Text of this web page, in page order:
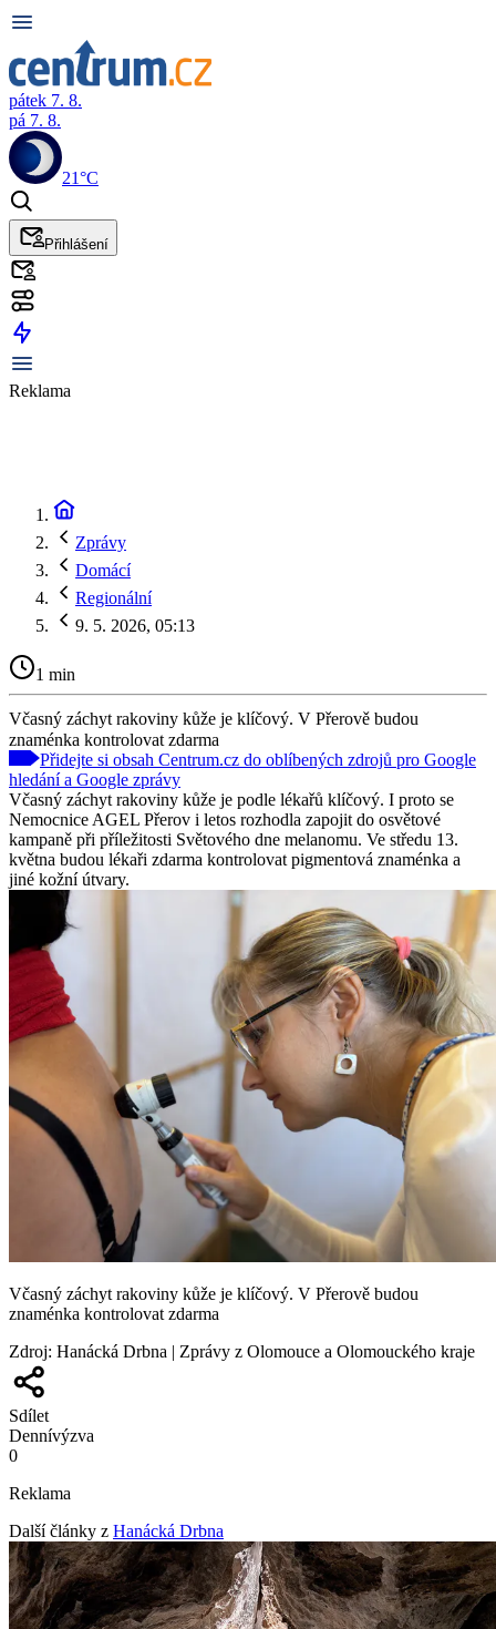
pátek 7. 8.
pá 7. 8.
21°C
Přihlášení
Reklama
Zprávy
Domácí
Regionální
9. 5. 2026, 05:13
1 min
Včasný záchyt rakoviny kůže je klíčový. V Přerově budou
znaménka kontrolovat zdarma
Přidejte si obsah Centrum.cz do oblíbených zdrojů pro Google
hledání a Google zprávy
Včasný záchyt rakoviny kůže je podle lékařů klíčový. I proto se
Nemocnice AGEL Přerov i letos rozhodla zapojit do osvětové
kampaně při příležitosti Světového dne melanomu. Ve středu 13.
května budou lékaři zdarma kontrolovat pigmentová znaménka a
jiné kožní útvary.
Včasný záchyt rakoviny kůže je klíčový. V Přerově budou
znaménka kontrolovat zdarma
Zdroj: Hanácká Drbna | Zprávy z Olomouce a Olomouckého kraje
Sdílet
Dennívýzva
0
Reklama
Další články z Hanácká Drbna